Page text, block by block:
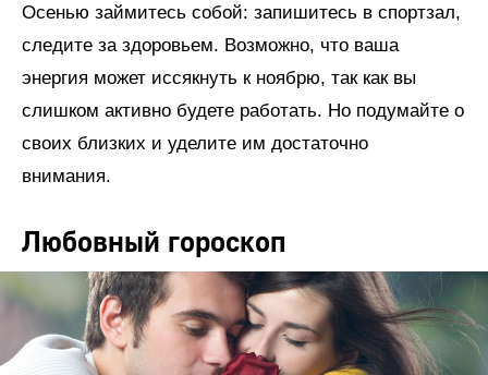
Осенью займитесь собой: запишитесь в спортзал,
следите за здоровьем. Возможно, что ваша
энергия может иссякнуть к ноябрю, так как вы
слишком активно будете работать. Но подумайте о
своих близких и уделите им достаточно
внимания.
Любовный гороскоп